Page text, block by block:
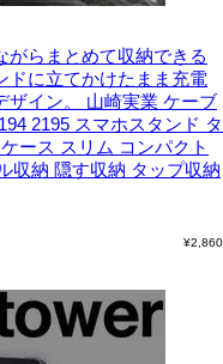
がらまとめて収納できる
ドに立てかけたまま充電
イン。
山崎実業 ケーブ
2195 スマホスタンド タ
ース スリム コンパクト
収納 隠す収納 タップ収納
¥2,860